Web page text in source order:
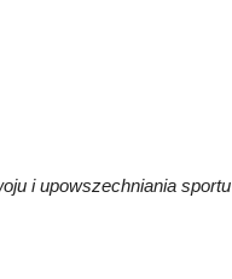
i upowszechniania sportu